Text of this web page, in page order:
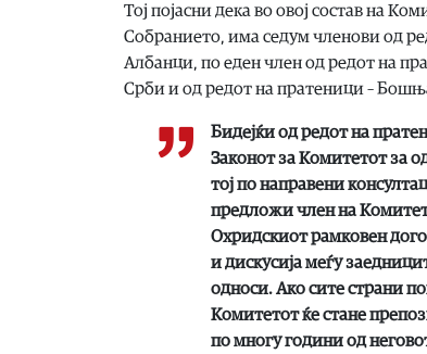
Тој појасни дека во овој состав на
Собранието, има седум членови од
Албанци, по еден член од редот на
Срби и од редот на пратеници –
Бидејќи од редот на
Законот за Комитетот за
тој по направени
предложи член на
Охридскиот рамковен
и дискусија меѓу
односи. Ако сите страни
Комитетот ќе стане
по многу години од